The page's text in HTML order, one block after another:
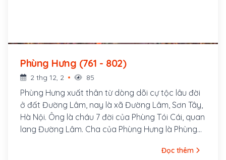
Phùng Hưng (761 - 802)
2 thg 12, 2 85
Phùng Hưng xuất thân từ dòng dõi cự tộc lâu đời
ở đất Đường Lâm, nay là xã Đường Lâm, Sơn Tây,
Hà Nội. Ông là cháu 7 đời của Phùng Tói Cái, quan
lang Đường Lâm. Cha của Phùng Hưng là Phùng
Hưng là người rất khỏe, có sức vật nổi trâu, đánh
Đọc thêm